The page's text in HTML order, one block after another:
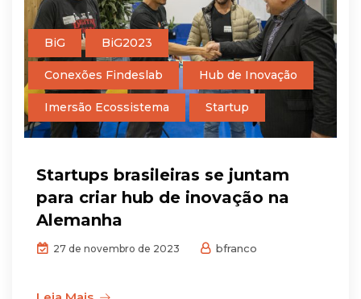
BiG BiG2023
Conexões Findeslab Hub de Inovação
Imersão Ecossistema Startup
Startups brasileiras se juntam
para criar hub de inovação na
Alemanha
27 de novembro de 2023 bfranco